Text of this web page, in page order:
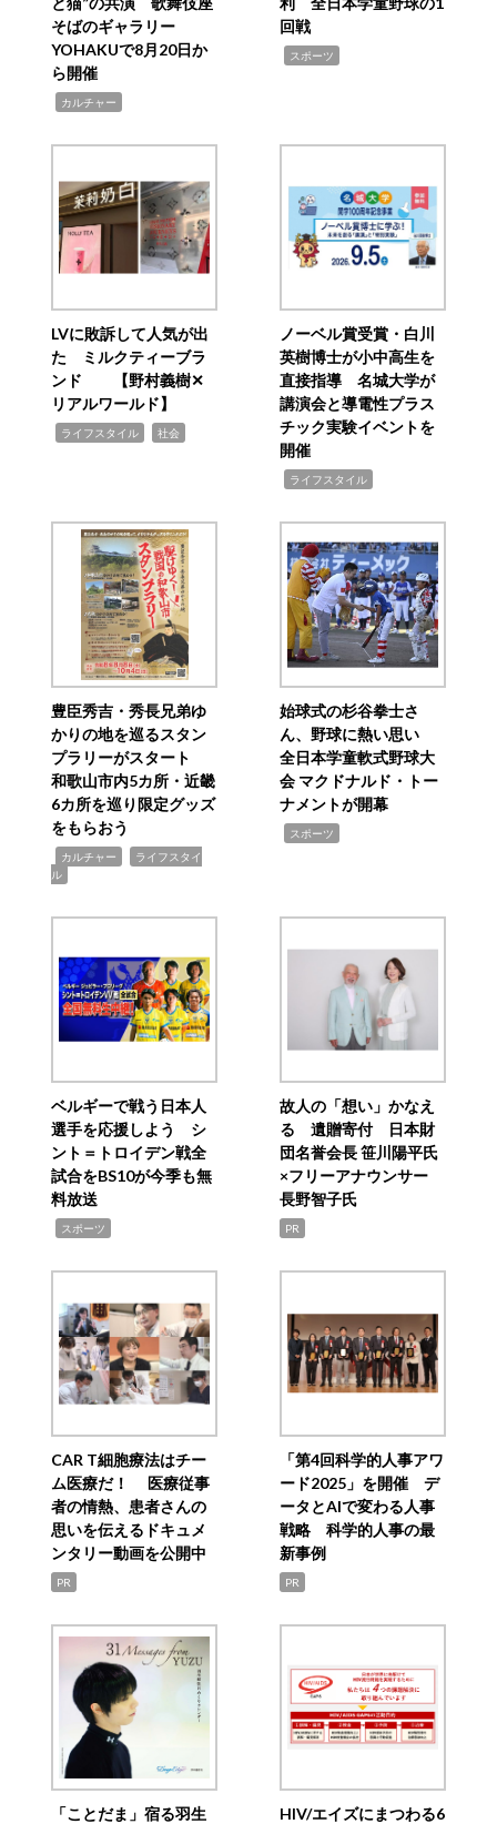
そばのギャラリー
YOHAKUで8月20日か
ら開催
カルチャー
回戦
スポーツ
LVに敗訴して人気が出
た ミルクティーブラ
ンド 【野村義樹✕
リアルワールド】
ライフスタイル 社会
ノーベル賞受賞・白川
英樹博士が小中高生を
直接指導 名城大学が
講演会と導電性プラス
チック実験イベントを
開催
ライフスタイル
豊臣秀吉・秀長兄弟ゆ
かりの地を巡るスタン
プラリーがスタート
和歌山市内5カ所・近畿
6カ所を巡り限定グッズ
をもらおう
カルチャー
ライフスタイ
ル
始球式の杉谷拳士さ
ん、野球に熱い思い
全日本学童軟式野球大
会 マクドナルド・トー
ナメントが開幕
スポーツ
ベルギーで戦う日本人
選手を応援しよう シ
ント＝トロイデン戦全
試合をBS10が今季も無
料放送
スポーツ
故人の「想い」かなえ
る 遺贈寄付 日本財
団名誉会長 笹川陽平氏
×フリーアナウンサー
長野智子氏
PR
CAR T細胞療法はチー
ム医療だ！ 医療従事
者の情熱、患者さんの
思いを伝えるドキュメ
ンタリー動画を公開中
PR
「第4回科学的人事アワ
ード2025」を開催 デ
ータとAIで変わる人事
戦略 科学的人事の最
新事例
PR
「ことだま」宿る羽生
HIV/エイズにまつわる6